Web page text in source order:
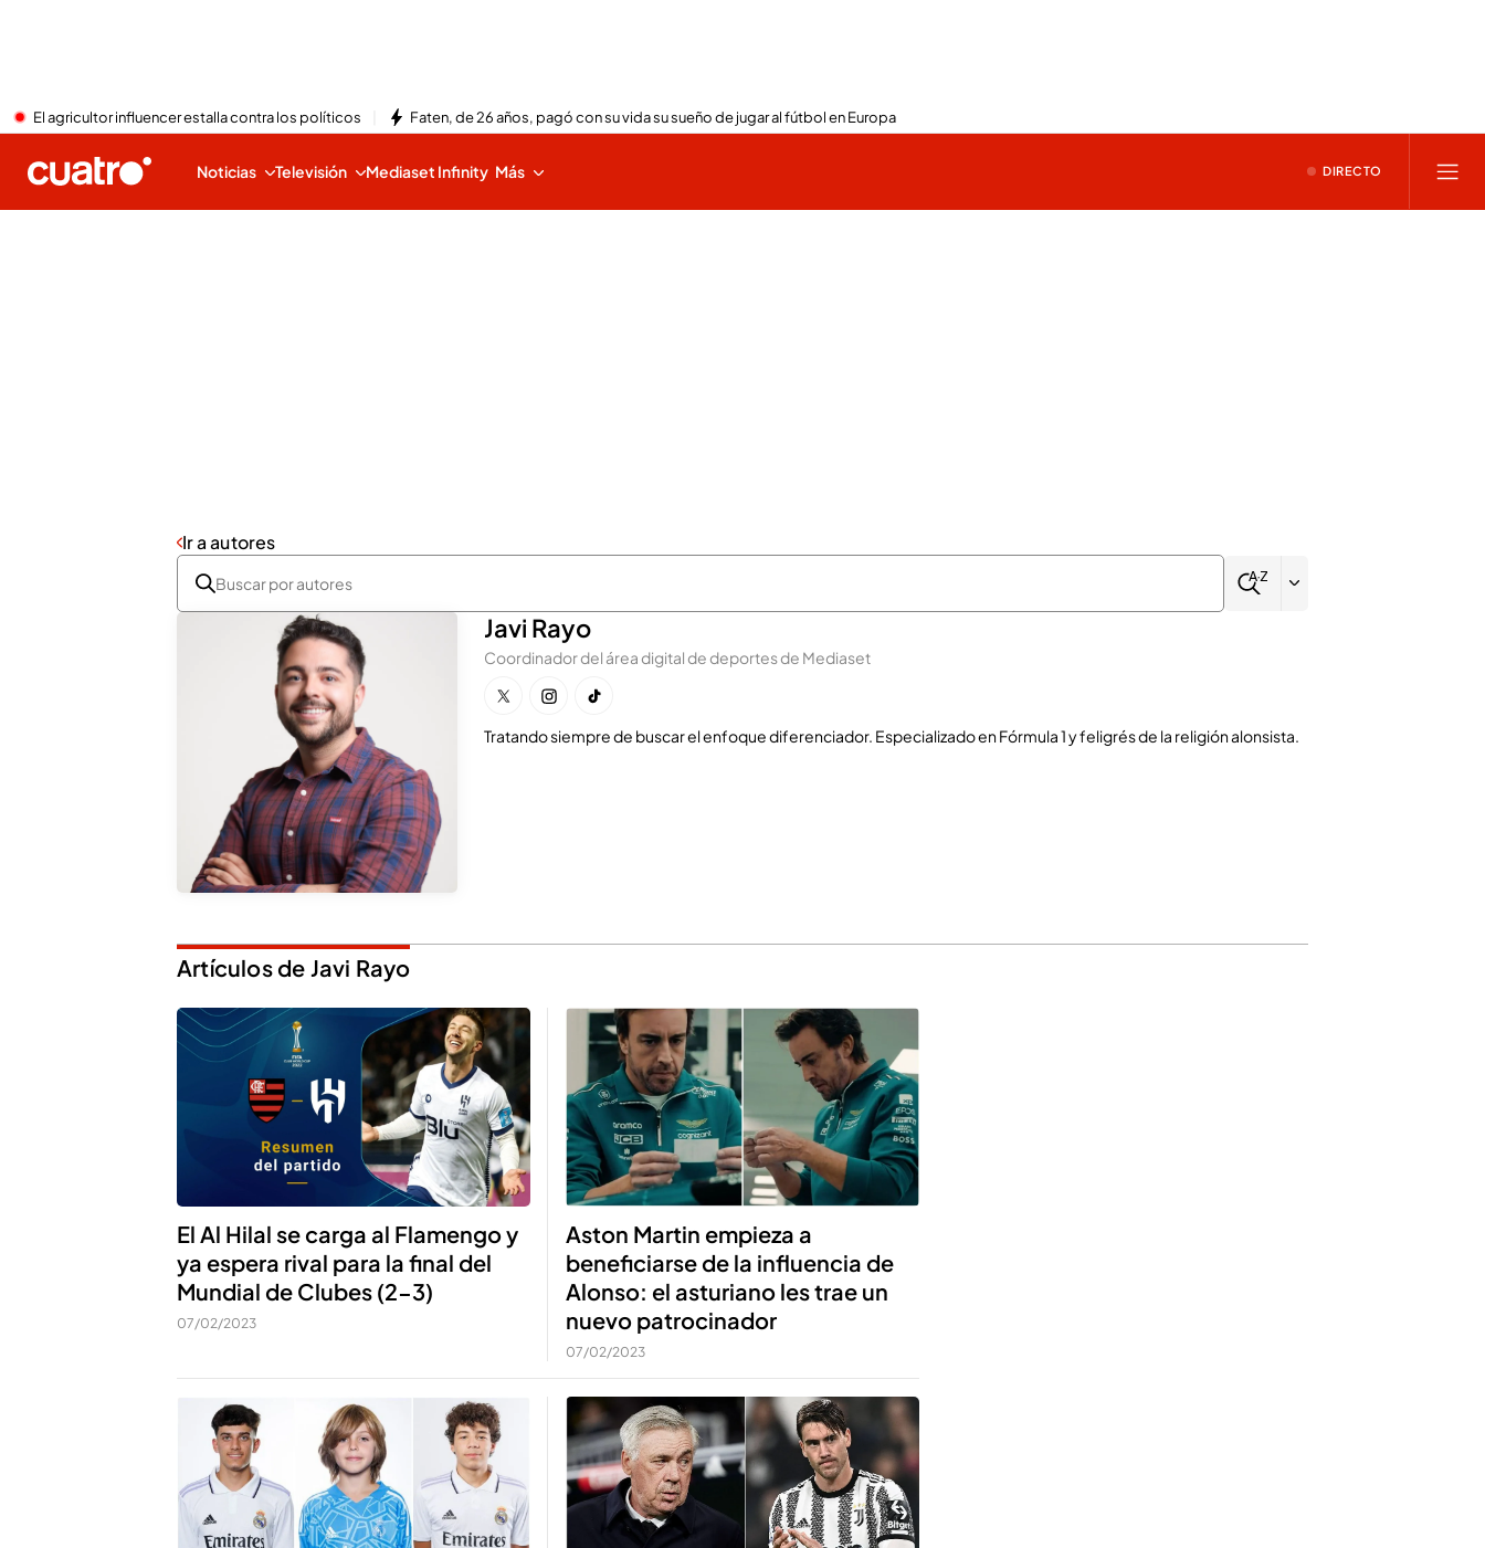
El agricultor influencer estalla contra los políticos Faten, de 26 años, pagó con su vida su sueño de jugar al fútbol en Europa
Noticias Televisión Mediaset Infinity Más DIRECTO
Ir a autores
Javi Rayo
Coordinador del área digital de deportes de Mediaset
Tratando siempre de buscar el enfoque diferenciador. Especializado en Fórmula 1 y feligrés de la religión alonsista.
Artículos de Javi Rayo
El Al Hilal se carga al Flamengo y
ya espera rival para la final del
Mundial de Clubes (2-3)
07/02/2023
Aston Martin empieza a
beneficiarse de la influencia de
Alonso: el asturiano les trae un
nuevo patrocinador
07/02/2023